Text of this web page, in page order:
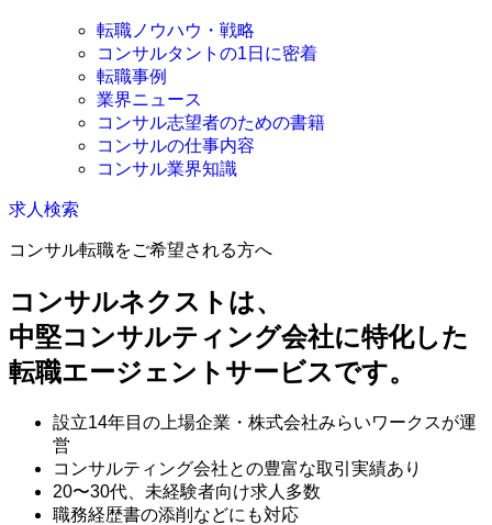
転職ノウハウ・戦略
コンサルタントの1日に密着
転職事例
業界ニュース
コンサル志望者のための書籍
コンサルの仕事内容
コンサル業界知識
求人検索
コンサル転職をご希望される方へ
コンサルネクストは、
中堅コンサルティング会社に特化した
転職エージェントサービスです。
設立14年目の上場企業・株式会社みらいワークスが運
営
コンサルティング会社との豊富な取引実績あり
20〜30代、未経験者向け求人多数
職務経歴書の添削などにも対応